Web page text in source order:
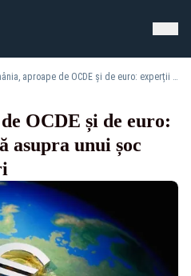
România, aproape de OCDE și de euro: experții avertizează asupra unui șoc pentru consumatori
OCDE și de euro:
asupra unui șoc